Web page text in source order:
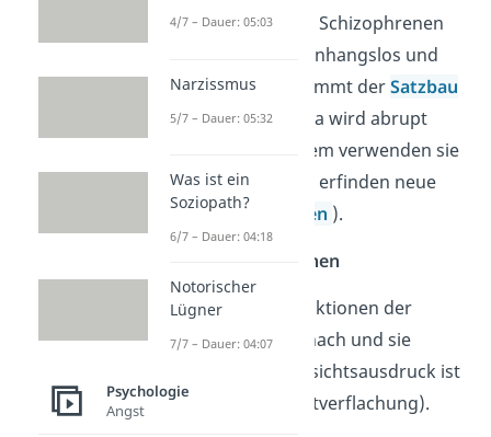
Die Äußerungen von Schizophrenen
wirken oft zusammenhangslos und
unlogisch. Häufig stimmt derSatzbau
nicht oder das Thema wird abrupt
gewechselt. Außerdem verwenden sie
skurrile Wörter oder erfinden neue
Wörter (Neologismen ).
Emotionales Abflachen
Die emotionalen Reaktionen der
Betroffenen lassen nach und sie
stumpfen ab. Ihr Gesichtsausdruck ist
starr und leer (Affektverflachung).
4/7 – Dauer: 05:03
Narzissmus
5/7 – Dauer: 05:32
Was ist ein
Soziopath?
6/7 – Dauer: 04:18
Notorischer
Lügner
7/7 – Dauer: 04:07
Psychologie
Angst